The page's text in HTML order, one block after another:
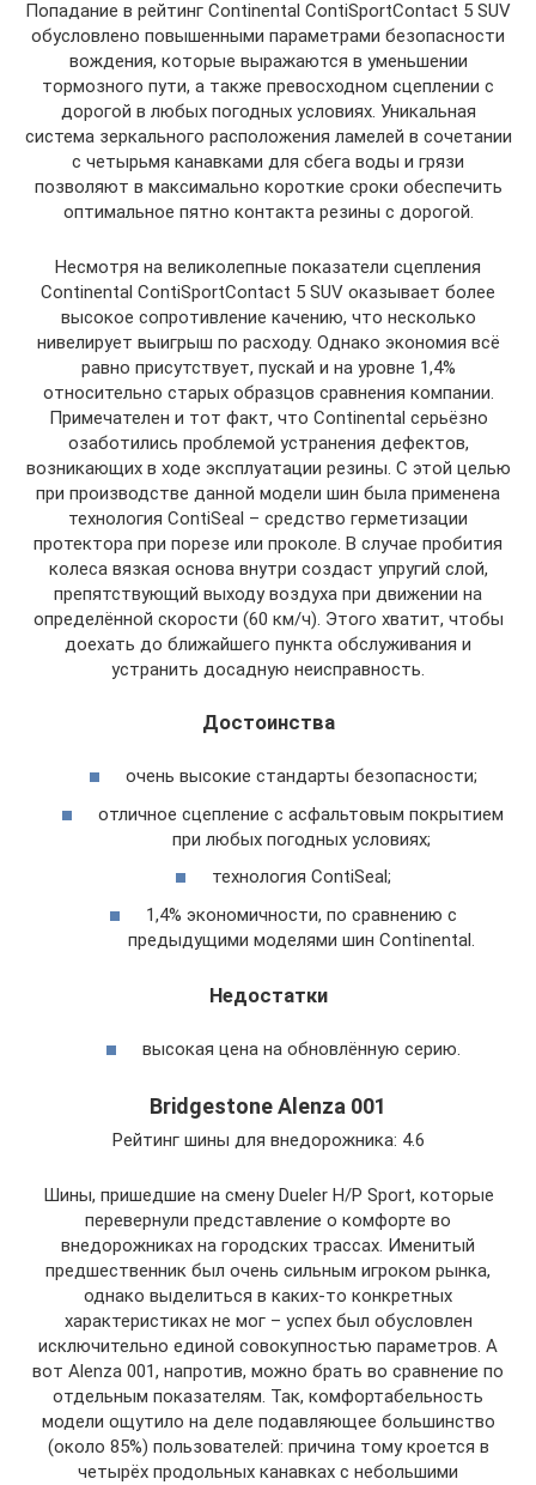
Попадание в рейтинг Continental ContiSportContact 5 SUV
обусловлено повышенными параметрами безопасности
вождения, которые выражаются в уменьшении
тормозного пути, а также превосходном сцеплении с
дорогой в любых погодных условиях. Уникальная
система зеркального расположения ламелей в сочетании
с четырьмя канавками для сбега воды и грязи
позволяют в максимально короткие сроки обеспечить
оптимальное пятно контакта резины с дорогой.
Несмотря на великолепные показатели сцепления
Continental ContiSportContact 5 SUV оказывает более
высокое сопротивление качению, что несколько
нивелирует выигрыш по расходу. Однако экономия всё
равно присутствует, пускай и на уровне 1,4%
относительно старых образцов сравнения компании.
Примечателен и тот факт, что Continental серьёзно
озаботились проблемой устранения дефектов,
возникающих в ходе эксплуатации резины. С этой целью
при производстве данной модели шин была применена
технология ContiSeal – средство герметизации
протектора при порезе или проколе. В случае пробития
колеса вязкая основа внутри создаст упругий слой,
препятствующий выходу воздуха при движении на
определённой скорости (60 км/ч). Этого хватит, чтобы
доехать до ближайшего пункта обслуживания и
устранить досадную неисправность.
Достоинства
очень высокие стандарты безопасности;
отличное сцепление с асфальтовым покрытием
при любых погодных условиях;
технология ContiSeal;
1,4% экономичности, по сравнению с
предыдущими моделями шин Continental.
Недостатки
высокая цена на обновлённую серию.
Bridgestone Alenza 001
Рейтинг шины для внедорожника: 4.6
Шины, пришедшие на смену Dueler H/P Sport, которые
перевернули представление о комфорте во
внедорожниках на городских трассах. Именитый
предшественник был очень сильным игроком рынка,
однако выделиться в каких-то конкретных
характеристиках не мог – успех был обусловлен
исключительно единой совокупностью параметров. А
вот Alenza 001, напротив, можно брать во сравнение по
отдельным показателям. Так, комфортабельность
модели ощутило на деле подавляющее большинство
(около 85%) пользователей: причина тому кроется в
четырёх продольных канавках с небольшими